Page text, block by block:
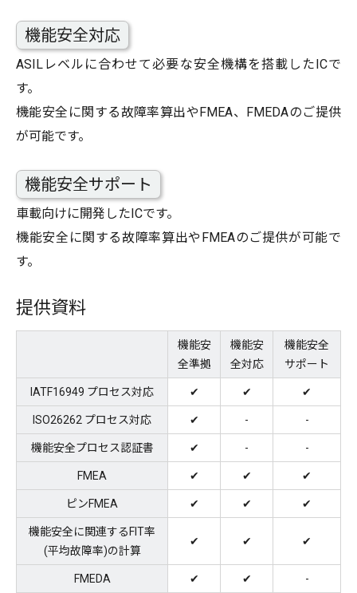
機能安全対応
ASILレベルに合わせて必要な安全機構を搭載したICで
す。
機能安全に関する故障率算出やFMEA、FMEDAのご提供
が可能です。
機能安全サポート
車載向けに開発したICです。
機能安全に関する故障率算出やFMEAのご提供が可能で
す。
提供資料
機能安
全準拠
機能安
全対応
機能安全
サポート
IATF16949 プロセス対応 ✔ ✔ ✔
ISO26262 プロセス対応 ✔ - -
機能安全プロセス認証書 ✔ - -
FMEA ✔ ✔ ✔
ピンFMEA ✔ ✔ ✔
機能安全に関連するFIT率
(平均故障率)の計算
✔ ✔ ✔
FMEDA ✔ ✔ -